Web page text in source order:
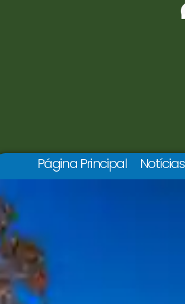
Página Principal Notícias